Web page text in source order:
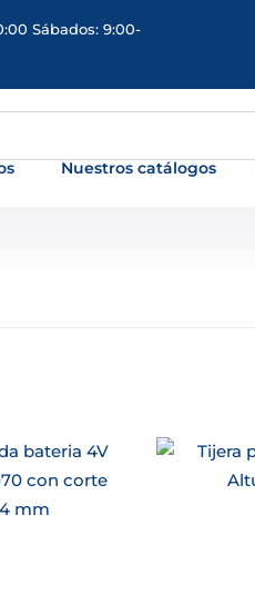
Sábados: 9:00-
Nuestros catálogos